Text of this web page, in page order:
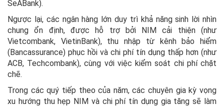
SeABank).
Ngược lại, các ngân hàng lớn duy trì khả năng sinh lời nhìn
chung ổn định, được hỗ trợ bởi NIM cải thiện (như
Vietcombank, VietinBank), thu nhập từ kênh bảo hiểm
(Bancassurance) phục hồi và chi phí tín dụng thấp hơn (như
ACB, Techcombank), cùng với việc kiểm soát chi phí chặt
chẽ.
Trong các quý tiếp theo của năm, các chuyên gia kỳ vọng
xu hướng thu hẹp NIM và chi phí tín dụng gia tăng sẽ làm